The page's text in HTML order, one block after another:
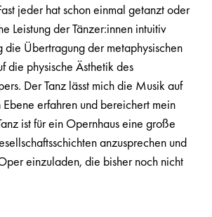
jeder hat schon einmal getanzt oder
Leistung der Tänzer:innen intuitiv
die Übertragung der metaphysischen
die physische Ästhetik des
Der Tanz lässt mich die Musik auf
erfahren und bereichert mein
ist für ein Opernhaus eine große
anzusprechen und
einzuladen, die bisher noch nicht